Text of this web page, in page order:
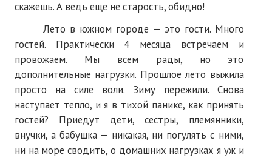
ПОДПИСКА
Наложенный платеж
Подписка 2026
Подписка онлайн на печатную версию
ТАКОВА СПОРТИВНАЯ ЖИЗНЬ
КОНТАКТЫ
скажешь. А ведь еще не старость, обидно!
Лето в южном городе — это гости. Много
гостей. Практически 4 месяца встречаем и
провожаем. Мы всем рады, но это
дополнительные нагрузки. Прошлое лето выжила
просто на силе воли. Зиму пережили. Снова
наступает тепло, и я в тихой панике, как принять
гостей? Приедут дети, сестры, племянники,
внучки, а бабушка — никакая, ни погулять с ними,
ни на море сводить, о домашних нагрузках я уж и